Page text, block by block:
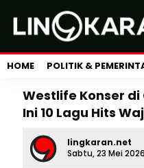
HOME POLITIK &
Westlife Konser di
Ini 10 Lagu Hits
lingkaran.net
Sabtu, 23 Mei